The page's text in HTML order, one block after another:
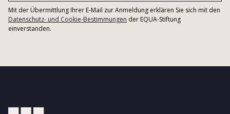
Mit der Übermittlung Ihrer E-Mail zur Anmeldung erklären Sie sich mit den
Datenschutz- und Cookie-Bestimmungen der EQUA-Stiftung
einverstanden.